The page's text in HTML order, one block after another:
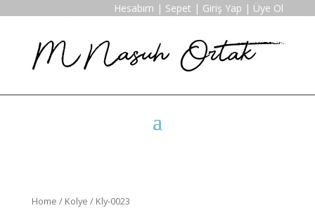
Hesabım | Sepet | Giriş Yap | Üye Ol
Home / Kolye / Kly-0023